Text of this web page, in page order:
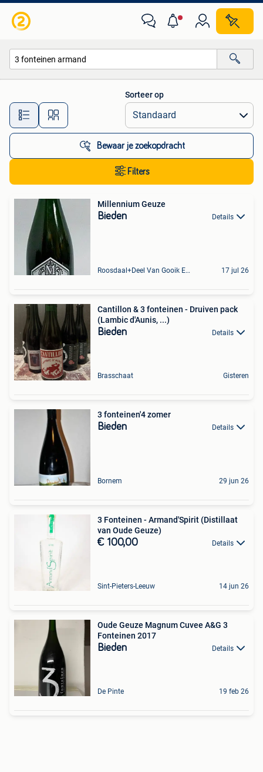
Alle afstanden…
Sorteer op
Bewaar je zoekopdracht
Filters
Millennium Geuze
Bieden Details
Roosdaal+Deel Van Gooik En Sint-Kwintens-Lennik 17 jul 26
Cantillon & 3 fonteinen - Druiven pack
(Lambic d'Aunis, ...)
Bieden Details
Brasschaat Gisteren
3 fonteinen'4 zomer
Bieden Details
Bornem 29 jun 26
3 Fonteinen - Armand'Spirit (Distillaat
van Oude Geuze)
€ 100,00 Details
Sint-Pieters-Leeuw 14 jun 26
Oude Geuze Magnum Cuvee A&G 3
Fonteinen 2017
Bieden Details
De Pinte 19 feb 26